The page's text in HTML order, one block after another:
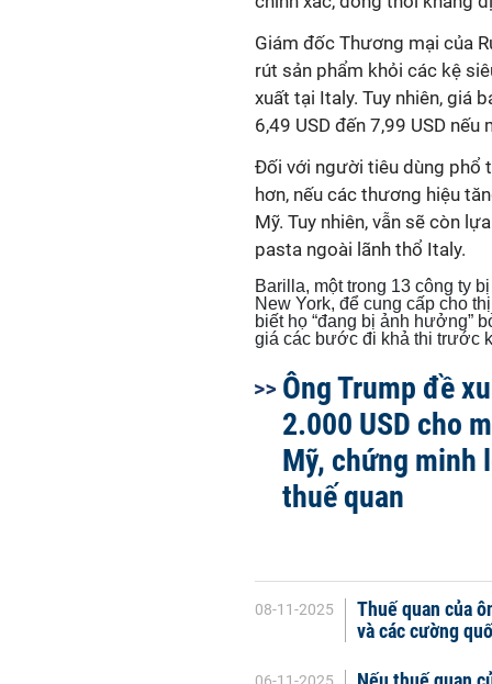
Giám đốc Thương mại của
rút sản phẩm khỏi các kệ
xuất tại Italy. Tuy nhiên, giá
6,49 USD đến 7,99 USD
Đối với người tiêu dùng phổ
hơn, nếu các thương hiệu
Mỹ. Tuy nhiên, vẫn sẽ còn
pasta ngoài lãnh thổ Italy.
Barilla, một trong 13 công ty
New York, để cung cấp cho
biết họ “đang bị ảnh hưởng”
giá các bước đi khả thi trước
Ông Trump đề
2.000 USD cho
Mỹ, chứng minh
thuế quan
08-11-2025
Thuế quan của
và các cường